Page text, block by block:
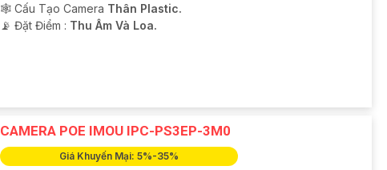
🕸️ Cấu Tạo Camera Thân Plastic.
️📡 Đặt Điểm : Thu Âm Và Loa.
CAMERA POE IMOU IPC-PS3EP-3M0
Giá Khuyến Mại: 5%-35%